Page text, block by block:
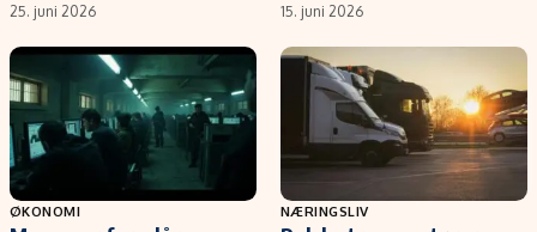
25. juni 2026 15. juni 2026
ØKONOMI NÆRINGSLIV